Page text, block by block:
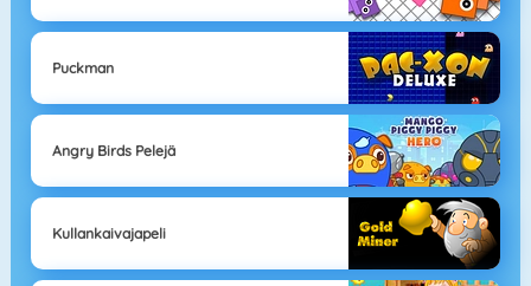
Puckman
Angry Birds Pelejä
Kullankaivajapeli